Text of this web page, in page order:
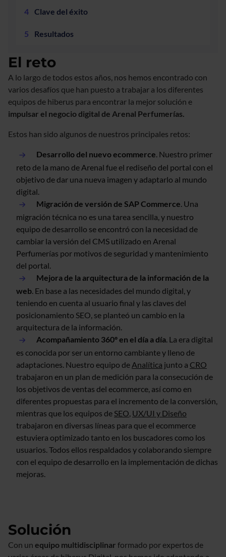
Clave del éxito
Resultados
El reto
A lo largo de todos estos años, nos hemos encontrado con
varios desafíos que han puesto a trabajar a los diferentes
equipos de hiberus para encontrar la mejor solución e
impulsar el negocio digital de Arenal Perfumerías.
Estos han sido algunos de nuestros principales retos:
Desarrollo del nuevo ecommerce. Nuestro primer
reto de la mano de Arenal fue el rediseño del portal con el
objetivo de dar una nueva imagen y adaptarlo al mundo
digital.
Migración de versión de SAP Commerce. Una
migración técnica no es una tarea sencilla, y nuestro
equipo de desarrollo se encontró con la necesidad de
cambiar la versión del CMS utilizado en Arenal
Perfumerías por motivos de seguridad y mantenimiento
del portal.
Mejora de la arquitectura de la información de la
web. En base a las necesidades del mundo digital, y
teniendo en cuenta al usuario final y las claves del
posicionamiento SEO, se planteó un cambio en la
arquitectura de la información.
Acompañamiento 360º en el día a día. La era digital
es conocida por ser un entorno cambiante y lleno de
adaptaciones. Nuestro equipo de Analítica junto a CRO
trabajaron en un plan de medición para la consecución de
los objetivos de ventas del ecommerce, así como en
diferentes propuestas para el incremento de la conversión,
mientras que los equipos de SEO, UX/UI y Diseño
trabajaron en diversas líneas para que el ecommerce
estuviera optimizado tanto en los buscadores como los
usuarios. Todos ellos respaldados y colaborando siempre
con el equipo de desarrollo en la implementación de dichas
mejoras.
Solución
Con un equipo multidisciplinar formado por expertos de